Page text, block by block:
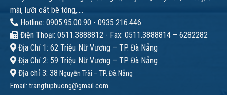
mài, lưỡi cắt bê tông,....
Hotline: 0905.95.00.90 - 0935.216.446
Điện Thoại: 0511.3888812 - Fax: 0511.3888814 – 6282282
Địa Chỉ 1: 62 Triệu Nữ Vương – TP. Đà Nẵng
Địa Chỉ 2: 59 Triệu Nữ Vương – TP. Đà Nẵng
Địa chỉ 3: 38 Nguyễn Trãi – TP. Đà Nẵng
Email: trangtuphuong@gmail.com